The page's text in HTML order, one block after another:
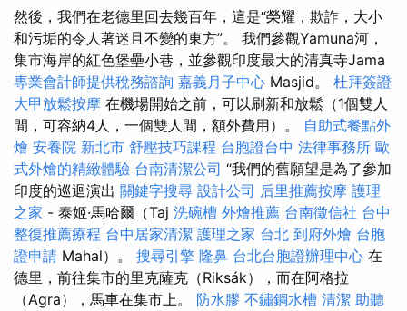
然後，我們在老德里回去幾百年，這是“榮耀，欺詐，大小
和污垢的令人著迷且不變的東方”。 我們參觀Yamuna河，
集市海岸的紅色堡壘小巷，並參觀印度最大的清真寺Jama
專業會計師提供稅務諮詢 嘉義月子中心 Masjid。 杜拜簽證
大甲放鬆按摩 在機場開始之前，可以刷新和放鬆（1個雙人
間，可容納4人，一個雙人間，額外費用）。 自助式餐點外
燴 安養院 新北市 舒壓技巧課程 台胞證台中 法律事務所 歐
式外燴的精緻體驗 台南清潔公司 “我們的舊願望是為了參加
印度的巡迴演出 關鍵字搜尋 設計公司 后里推薦按摩 護理
之家 - 泰姬·馬哈爾（Taj 洗碗槽 外燴推薦 台南徵信社 台中
整復推薦療程 台中居家清潔 護理之家 台北 到府外燴 台胞
證申請 Mahal）。 搜尋引擎 隆鼻 台北台胞證辦理中心 在
德里，前往集市的里克薩克（Riksák），而在阿格拉
（Agra），馬車在集市上。 防水膠 不鏽鋼水槽 清潔 助聽